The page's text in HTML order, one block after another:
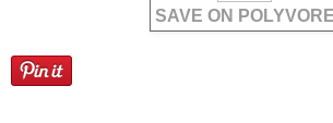
SAVE ON POLYVORE